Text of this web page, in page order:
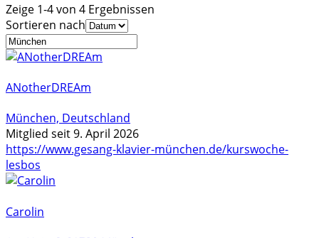
Zeige 1-4 von 4 Ergebnissen
Sortieren nach
ANotherDREAm
München, Deutschland
Mitglied seit 9. April 2026
https://www.gesang-klavier-münchen.de/kurswoche-
lesbos
Carolin